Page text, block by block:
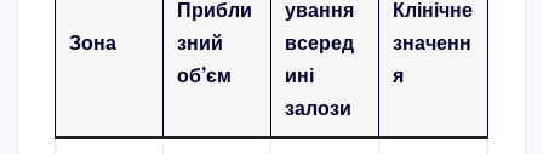
Зона
Прибли
зний
об’єм
ування
всеред
ині
залози
Клінічне
значенн
я